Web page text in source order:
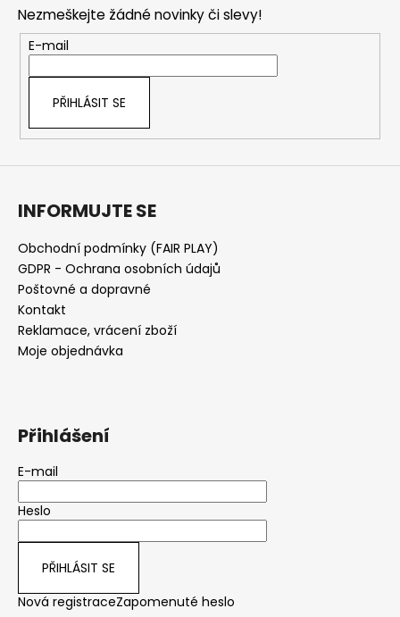
Nezmeškejte žádné novinky či slevy!
E-mail
PŘIHLÁSIT SE
INFORMUJTE SE
Obchodní podmínky (FAIR PLAY)
GDPR - Ochrana osobních údajů
Poštovné a dopravné
Kontakt
Reklamace, vrácení zboží
Moje objednávka
Přihlášení
E-mail
Heslo
PŘIHLÁSIT SE
Nová registraceZapomenuté heslo